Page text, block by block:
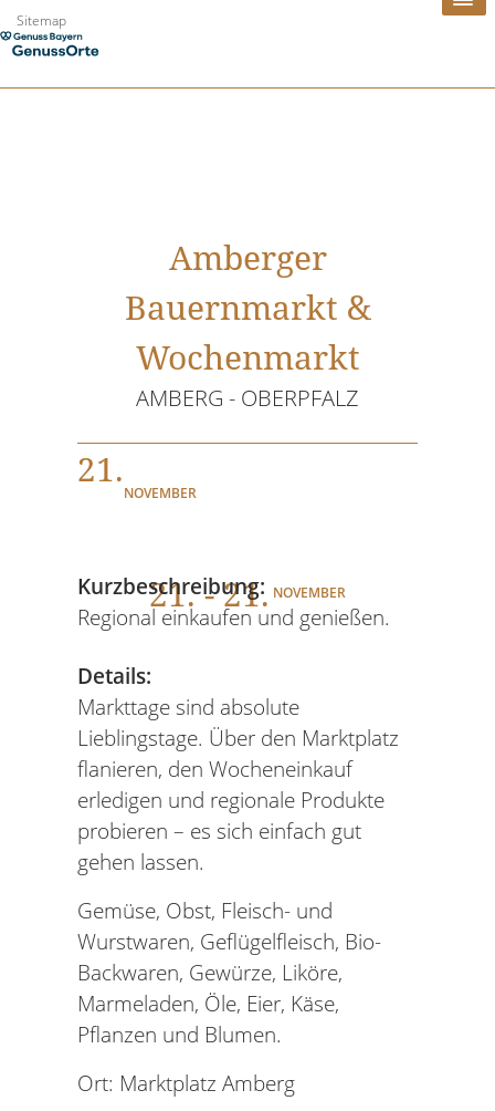
Zum
Inhalt
Sitemap
Amberger
Bauernmarkt &
Wochenmarkt
AMBERG - OBERPFALZ
21.
NOVEMBER
21. - 21. NOVEMBER
Kurzbeschreibung:
Regional einkaufen und genießen.
Details:
Markttage sind absolute
Lieblingstage. Über den Marktplatz
flanieren, den Wocheneinkauf
erledigen und regionale Produkte
probieren – es sich einfach gut
gehen lassen.
Gemüse, Obst, Fleisch- und
Wurstwaren, Geflügelfleisch, Bio-
Backwaren, Gewürze, Liköre,
Marmeladen, Öle, Eier, Käse,
Pflanzen und Blumen.
Ort: Marktplatz Amberg